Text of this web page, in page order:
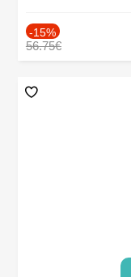
-15%
56.75€